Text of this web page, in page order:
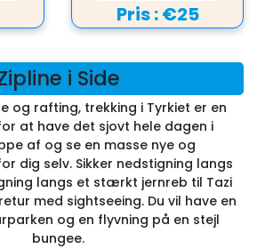
Pris :€25
i Side
og rafting, trekking i Tyrkiet er en
at have det sjovt hele dagen i
af og se en masse nye og
dig selv. Sikker nedstigning langs
langs et stærkt jernreb til Tazi
med sightseeing. Du vil have en
og en flyvning på en stejl
bungee.